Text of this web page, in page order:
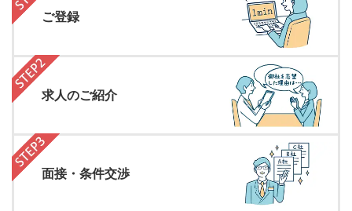
ご登録
求人のご紹介
面接・条件交渉